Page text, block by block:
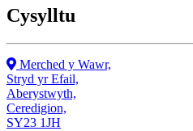
Cysylltu
Merched y Wawr,
Stryd yr Efail,
Aberystwyth,
Ceredigion,
SY23 1JH